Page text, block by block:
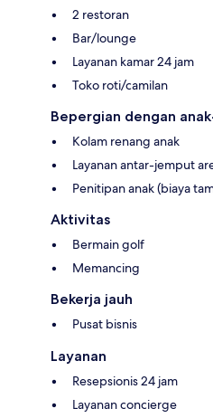
2 restoran
Bar/lounge
Layanan kamar 24 jam
Toko roti/camilan
Bepergian dengan
Kolam renang anak
Layanan antar-jemput
Penitipan anak (biaya
Aktivitas
Bermain golf
Memancing
Bekerja jauh
Pusat bisnis
Layanan
Resepsionis 24 jam
Layanan concierge